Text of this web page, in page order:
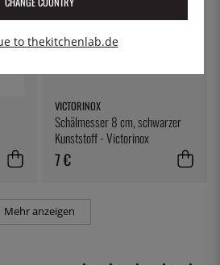
VICTORINOX
Schälmesser 8 cm, schwarzer
Kunststoff - Victorinox
7 €
Mehr anzeigen
to thekitchenlab.de